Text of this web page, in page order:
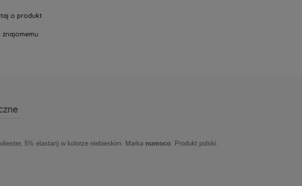
o produkt
znajomemu
5% elastan) w kolorze niebieskim. Marka numoco. Produkt polski.